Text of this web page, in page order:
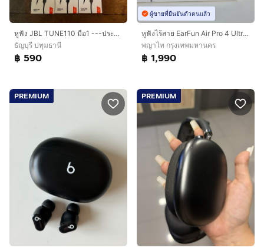
หูฟัง JBL TUNE110 มือ1 ---ประกันมหาจักร 1ปี 3เดือน--- นัดรับ ช้วยลงประกันให้ได้ครับ
ธัญบุรี ปทุมธานี
฿ 590
ผู้ขายที่ยืนยันตัวตนแล้ว
หูฟังไร้สาย EarFun Air Pro 4 Ultra ANC สีขาว
พญาไท กรุงเทพมหานคร
฿ 1,990
PREMIUM PREMIUM